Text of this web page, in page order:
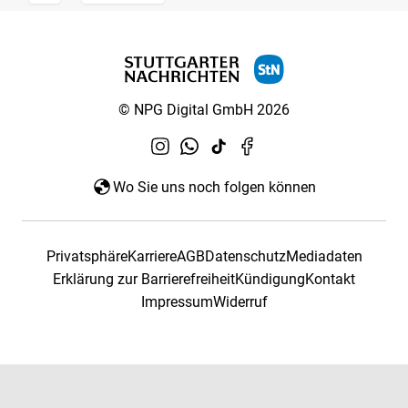
© NPG Digital GmbH 2026
Wo Sie uns noch folgen können
PrivatsphäreKarriereAGBDatenschutzMediadaten
Erklärung zur BarrierefreiheitKündigungKontakt
ImpressumWiderruf